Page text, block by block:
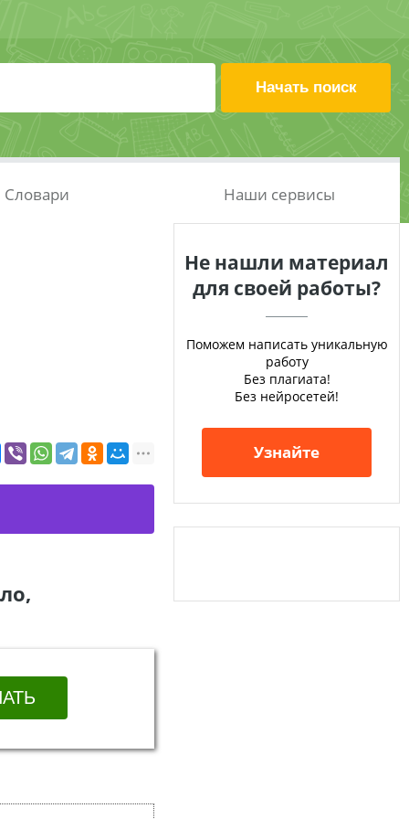
Словари Наши сервисы
Не нашли материал
для своей работы?
Поможем написать уникальную
работу
Без плагиата!
Без нейросетей!
Узнайте